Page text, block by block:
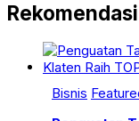
Bisnis